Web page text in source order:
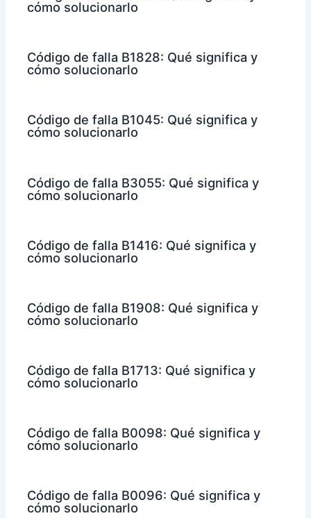
cómo solucionarlo
Código de falla B1828: Qué significa y
cómo solucionarlo
Código de falla B1045: Qué significa y
cómo solucionarlo
Código de falla B3055: Qué significa y
cómo solucionarlo
Código de falla B1416: Qué significa y
cómo solucionarlo
Código de falla B1908: Qué significa y
cómo solucionarlo
Código de falla B1713: Qué significa y
cómo solucionarlo
Código de falla B0098: Qué significa y
cómo solucionarlo
Código de falla B0096: Qué significa y
cómo solucionarlo